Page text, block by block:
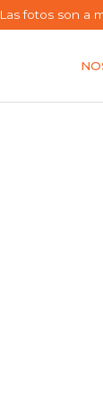
Las fotos son a